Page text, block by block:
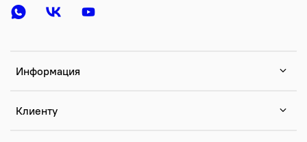
Информация
Клиенту